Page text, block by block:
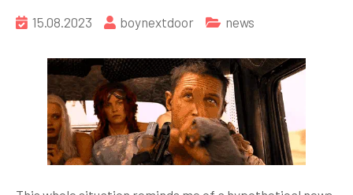
15.08.2023 boynextdoor news